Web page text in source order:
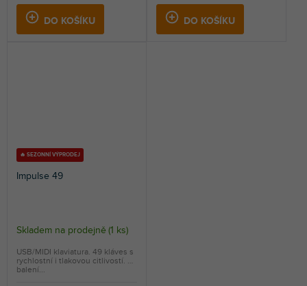
DO KOŠÍKU DO KOŠÍKU
🔥 SEZONNÍ VÝPRODEJ
Impulse 49
Skladem na prodejně (1 ks)
USB/MIDI klaviatura. 49 kláves s
rychlostní i tlakovou citlivostí. V
balení...